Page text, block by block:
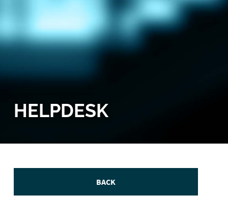
HELPDESK
BACK